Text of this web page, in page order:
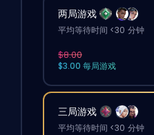
两局游戏
平均等待时间 <30 分钟
$8.00
$3.00 每局游戏
三局游戏
平均等待时间 <30 分钟